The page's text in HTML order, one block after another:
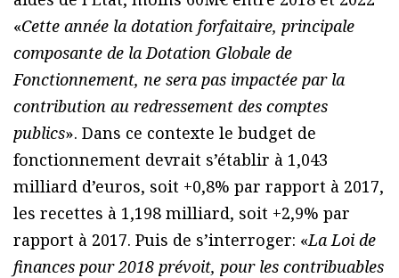
«Cette année la dotation forfaitaire, principale
composante de la Dotation Globale de
Fonctionnement, ne sera pas impactée par la
contribution au redressement des comptes
publics». Dans ce contexte le budget de
fonctionnement devrait s’établir à 1,043
milliard d’euros, soit +0,8% par rapport à 2017,
les recettes à 1,198 milliard, soit +2,9% par
rapport à 2017. Puis de s’interroger: «La Loi de
finances pour 2018 prévoit, pour les contribuables